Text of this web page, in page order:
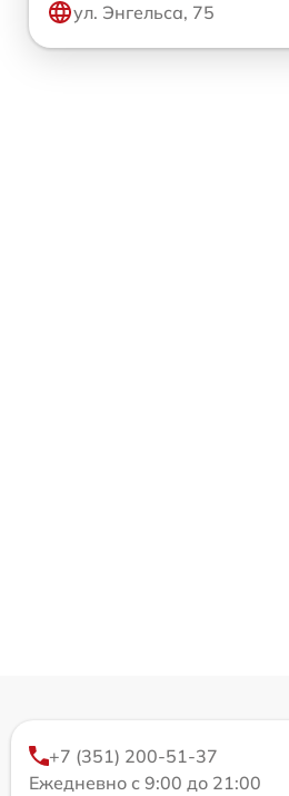
ул. Энгельса, 75
+7 (351) 200-51-37
Ежедневно с 9:00 до 21:00